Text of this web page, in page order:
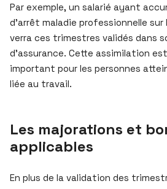
Par exemple, un salarié ayant
d’arrêt maladie professionnelle sur
verra ces trimestres validés dans
d’assurance. Cette assimilation
important pour les personnes
liée au travail.
Les majorations et
applicables
En plus de la validation des